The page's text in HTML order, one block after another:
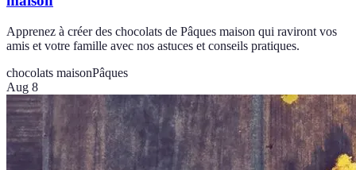
Apprenez à créer des chocolats de Pâques maison qui raviront vos
amis et votre famille avec nos astuces et conseils pratiques.
chocolats maisonPâques
Aug 8